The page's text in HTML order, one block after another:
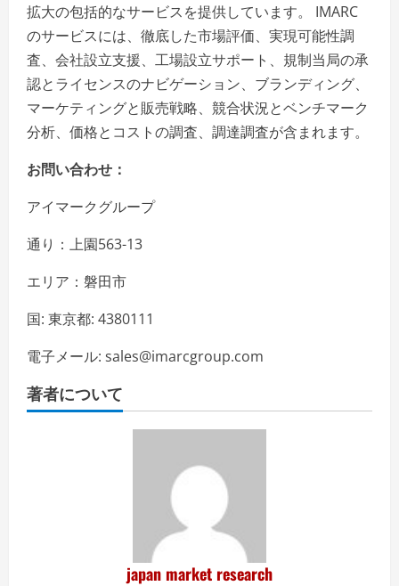
拡大の包括的なサービスを提供しています。 IMARC
のサービスには、徹底した市場評価、実現可能性調
査、会社設立支援、工場設立サポート、規制当局の承
認とライセンスのナビゲーション、ブランディング、
マーケティングと販売戦略、競合状況とベンチマーク
分析、価格とコストの調査、調達調査が含まれます。
お問い合わせ：
アイマークグループ
通り：上園563-13
エリア：磐田市
国: 東京都: 4380111
電子メール: sales@imarcgroup.com
著者について
japan market research